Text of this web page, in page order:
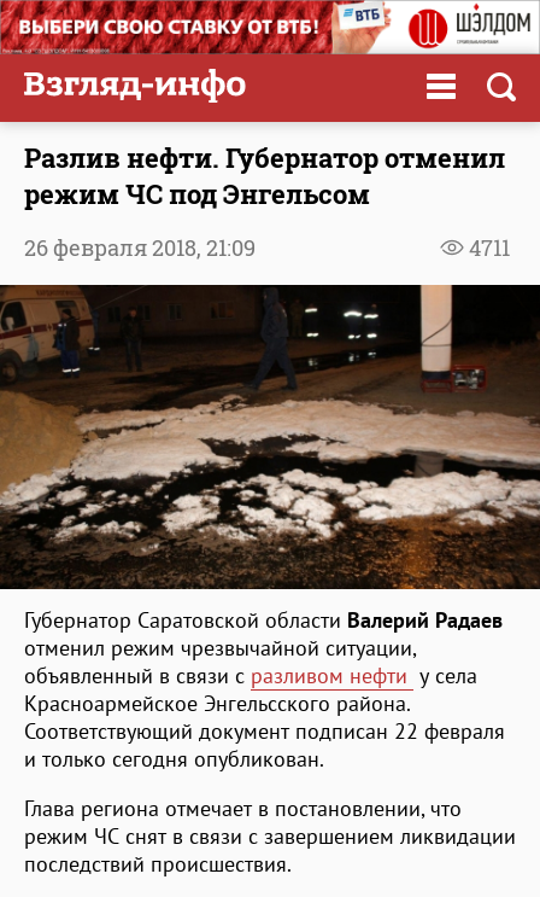
Разлив нефти. Губернатор отменил
режим ЧС под Энгельсом
4711
26 февраля 2018, 21:09
Губернатор Саратовской области Валерий Радаев
отменил режим чрезвычайной ситуации,
объявленный в связи с разливом нефти у села
Красноармейское Энгельсского района.
Соответствующий документ подписан 22 февраля
и только сегодня опубликован.
Глава региона отмечает в постановлении, что
режим ЧС снят в связи с завершением ликвидации
последствий происшествия.